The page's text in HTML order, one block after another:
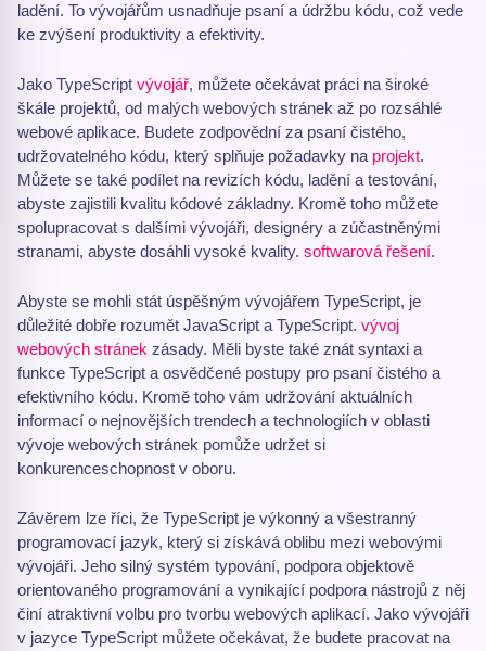
ladění. To vývojářům usnadňuje psaní a údržbu kódu, což vede
ke zvýšení produktivity a efektivity.
Jako TypeScript vývojář, můžete očekávat práci na široké
škále projektů, od malých webových stránek až po rozsáhlé
webové aplikace. Budete zodpovědní za psaní čistého,
udržovatelného kódu, který splňuje požadavky na projekt.
Můžete se také podílet na revizích kódu, ladění a testování,
abyste zajistili kvalitu kódové základny. Kromě toho můžete
spolupracovat s dalšími vývojáři, designéry a zúčastněnými
stranami, abyste dosáhli vysoké kvality. softwarová řešení.
Abyste se mohli stát úspěšným vývojářem TypeScript, je
důležité dobře rozumět JavaScript a TypeScript. vývoj
webových stránek zásady. Měli byste také znát syntaxi a
funkce TypeScript a osvědčené postupy pro psaní čistého a
efektivního kódu. Kromě toho vám udržování aktuálních
informací o nejnovějších trendech a technologiích v oblasti
vývoje webových stránek pomůže udržet si
konkurenceschopnost v oboru.
Závěrem lze říci, že TypeScript je výkonný a všestranný
programovací jazyk, který si získává oblibu mezi webovými
vývojáři. Jeho silný systém typování, podpora objektově
orientovaného programování a vynikající podpora nástrojů z něj
činí atraktivní volbu pro tvorbu webových aplikací. Jako vývojáři
v jazyce TypeScript můžete očekávat, že budete pracovat na